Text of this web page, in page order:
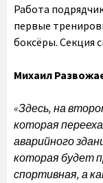
Работа
первые
боксёры. Секция
Михаил
«Здесь, на
которая
аварийного
которая будет
спортивная, а